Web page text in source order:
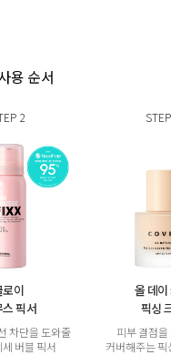
용 순서
2
로이
픽서
차단을 도와줄
버블 픽서
STEP
올 데
픽싱
피부 결점
커버해주는 픽